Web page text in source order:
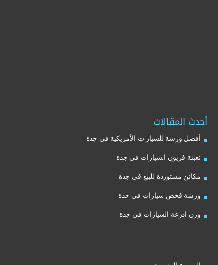
أحدث المقالات
أفضل ورشة للسيارات الأمريكية في جدة
تعبئة فريون السيارات في جدة
مكائن مستوردة للبيع في جدة
ورشة فحص سيارات في جدة
وزن اذرعة السيارات في جدة